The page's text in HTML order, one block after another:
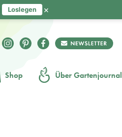
Shop Über Gartenjournal
Loslegen ×